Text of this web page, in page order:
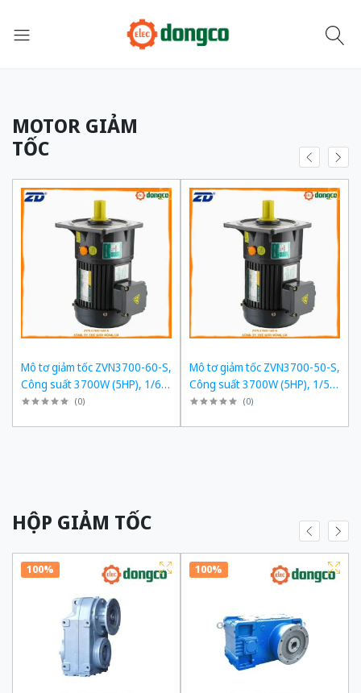
MOTOR GIẢM
TỐC
Mô tơ giảm tốc ZVN3700-60-S,
Công suất 3700W (5HP), 1/60,
Chân đế
(0)
Mô tơ giảm tốc ZVN3700-50-S,
Công suất 3700W (5HP), 1/50,
Chân đế
(0)
HỘP GIẢM TỐC
100% 100%